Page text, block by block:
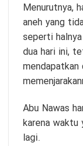
Menurutnya,
aneh yang
seperti
dua hari ini,
mendapatkan
Abu Nawas
karena
lagi.